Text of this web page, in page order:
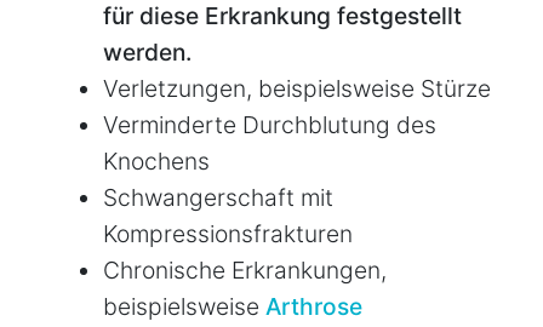
für diese Erkrankung festgestellt
werden.
Verletzungen, beispielsweise Stürze
Verminderte Durchblutung des
Knochens
Schwangerschaft mit
Kompressionsfrakturen
Chronische Erkrankungen,
beispielsweise Arthrose